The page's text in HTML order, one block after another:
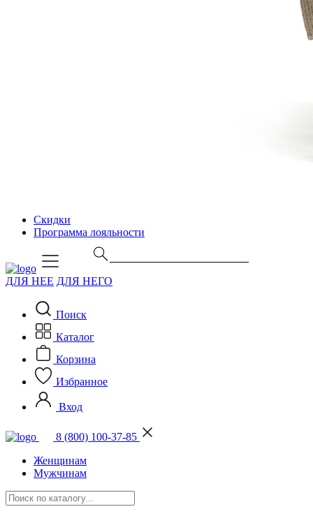
Скидки
Программа лояльности
ДЛЯ НЕЕ ДЛЯ НЕГО
Поиск
Каталог
Корзина
Избранное
Вход
8 (800) 100-37-85
Женщинам
Мужчинам